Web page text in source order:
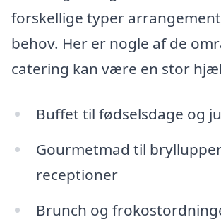
forskellige typer
behov. Her er nogle af de
catering kan være en stor
Buffet til fødselsdage og
Gourmetmad til
receptioner
Brunch og